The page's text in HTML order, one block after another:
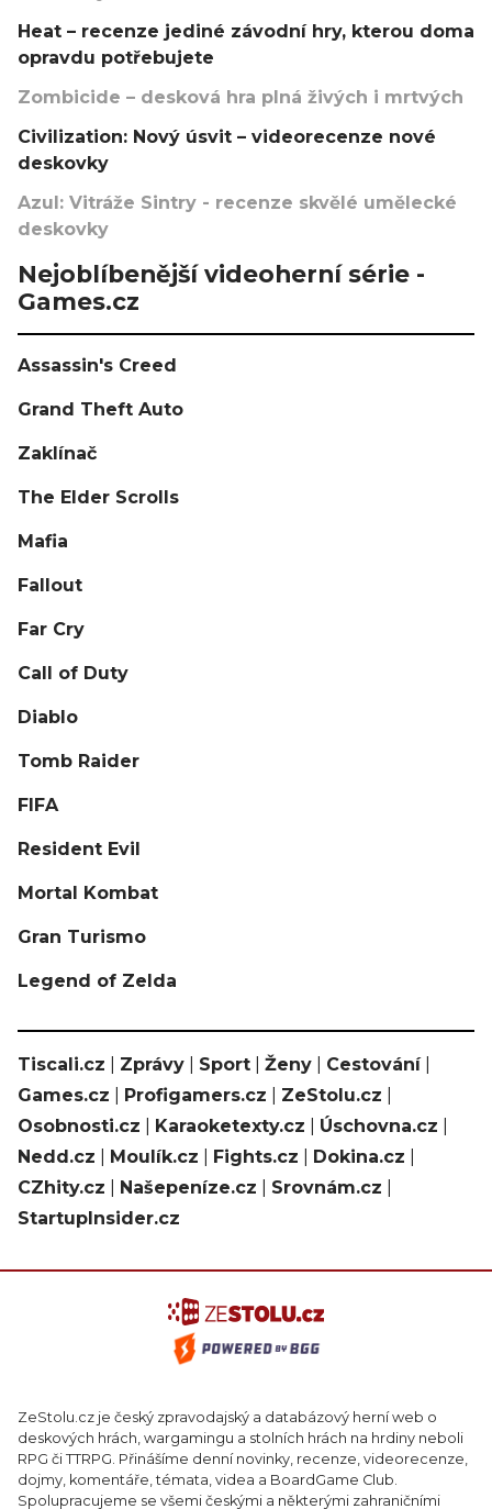
Heat – recenze jediné závodní hry, kterou doma
opravdu potřebujete
Zombicide – desková hra plná živých i mrtvých
Civilization: Nový úsvit – videorecenze nové
deskovky
Azul: Vitráže Sintry - recenze skvělé umělecké
deskovky
Nejoblíbenější videoherní série -
Games.cz
Assassin's Creed
Grand Theft Auto
Zaklínač
The Elder Scrolls
Mafia
Fallout
Far Cry
Call of Duty
Diablo
Tomb Raider
FIFA
Resident Evil
Mortal Kombat
Gran Turismo
Legend of Zelda
Tiscali.cz Zprávy Sport Ženy Cestování|
Games.cz
Profigamers.cz ZeStolu.cz
Osobnosti.cz
Karaoketexty.cz Úschovna.cz
Nedd.cz
Moulík.cz Fights.cz Dokina.cz
CZhity.cz
Našepeníze.cz Srovnám.cz
StartupInsider.cz
ZeStolu.cz je český zpravodajský a databázový herní web o
deskových hrách, wargamingu a stolních hrách na hrdiny neboli
RPG či TTRPG. Přinášíme denní novinky, recenze, videorecenze,
dojmy, komentáře, témata, videa a BoardGame Club.
Spolupracujeme se všemi českými a některými zahraničními